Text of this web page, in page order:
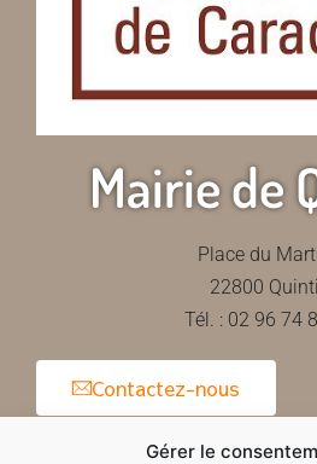
Gérer le
Mairie de
Place du
22800
Tél. : 02 96 74
Contactez-nous